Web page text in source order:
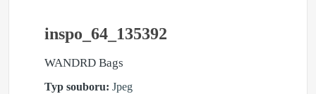
inspo_64_135392
WANDRD Bags
Typ souboru: Jpeg